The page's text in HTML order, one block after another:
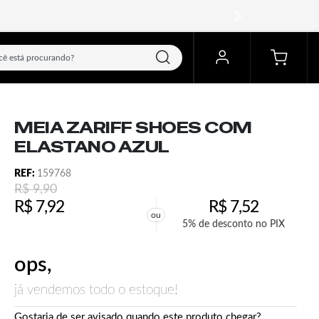
MEIA ZARIFF SHOES COM
ELASTANO AZUL
REF: 159768
R$9,90
R$7,92 ou R$7,52
5% de desconto no PIX
ops,
já vendemos todo o estoque!